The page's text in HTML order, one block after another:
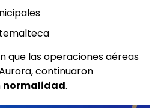
que las operaciones aéreas
continuaron
normalidad.